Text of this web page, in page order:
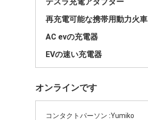
再充電可能な携帯用動力火車
AC evの充電器
EVの速い充電器
オンラインです
コンタクトパーソン :Yumiko